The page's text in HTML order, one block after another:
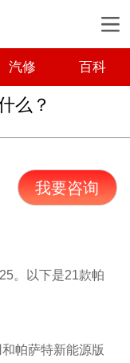
汽修 百科
么？
我要咨询
。以下是21款帕
帕萨特新能源版